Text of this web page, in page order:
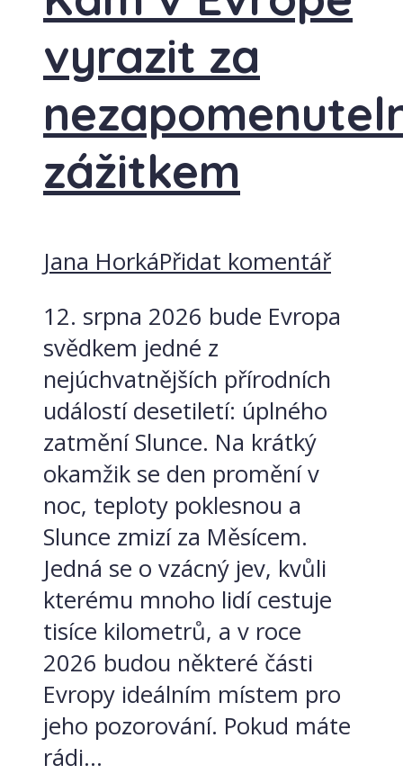
vyrazit za
zážitkem
Jana HorkáPřidat komentář
12. srpna 2026 bude Evropa
svědkem jedné z
nejúchvatnějších přírodních
událostí desetiletí: úplného
zatmění Slunce. Na krátký
okamžik se den promění v
noc, teploty poklesnou a
Slunce zmizí za Měsícem.
Jedná se o vzácný jev, kvůli
kterému mnoho lidí cestuje
tisíce kilometrů, a v roce
2026 budou některé části
Evropy ideálním místem pro
jeho pozorování. Pokud máte
rádi...